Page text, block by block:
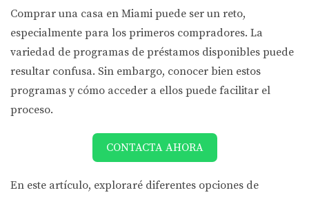
Comprar una casa en Miami puede ser un reto,
especialmente para los primeros compradores. La
variedad de programas de préstamos disponibles puede
resultar confusa. Sin embargo, conocer bien estos
programas y cómo acceder a ellos puede facilitar el
proceso.
CONTACTA AHORA
En este artículo, exploraré diferentes opciones de